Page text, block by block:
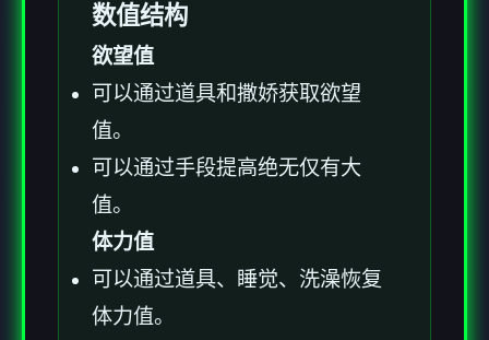
数值结构
欲望值
可以通过道具和撒娇获取欲望
值。
可以通过手段提高绝无仅有大
值。
体力值
可以通过道具、睡觉、洗澡恢复
体力值。